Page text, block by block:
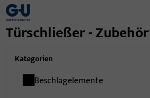
Türschließer - Zubehör
Kategorien
Beschlagelemente